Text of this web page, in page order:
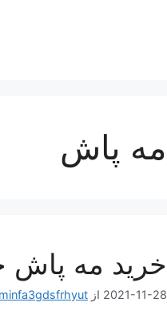
مه پاش
خرید مه پاش
2021-11-28 از